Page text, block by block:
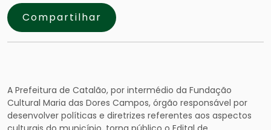
Compartilhar
A Prefeitura de Catalão, por intermédio da Fundação
Cultural Maria das Dores Campos, órgão responsável por
desenvolver políticas e diretrizes referentes aos aspectos